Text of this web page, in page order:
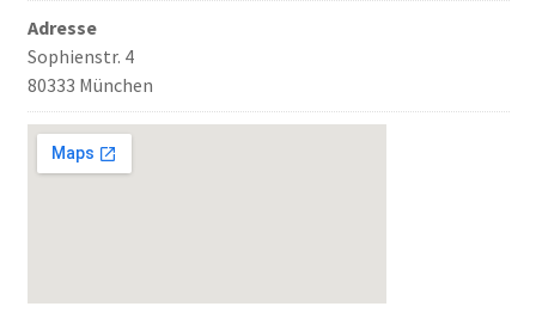
Adresse
Sophienstr. 4
80333 München